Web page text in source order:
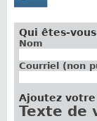
Qui êtes-vous
Nom
Courriel (non
Ajoutez
Texte de